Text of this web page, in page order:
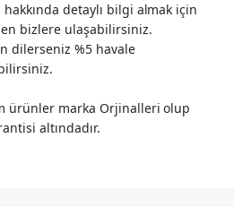
detaylı bilgi almak için
bizlere ulaşabilirsiniz.
dilerseniz %5 havale
ürünler marka Orjinalleri olup
altındadır.